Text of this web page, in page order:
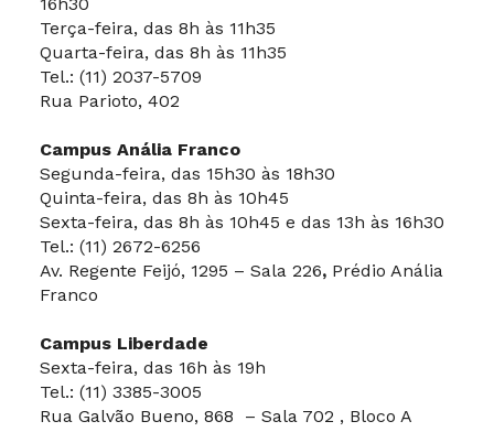
Terça-feira, das 8h às 11h35
Quarta-feira, das 8h às 11h35
Tel.: (11) 2037-5709
Rua Parioto, 402
Campus Anália Franco
Segunda-feira, das 15h30 às 18h30
Quinta-feira, das 8h às 10h45
Sexta-feira, das 8h às 10h45 e das 13h às 16h30
Tel.: (11) 2672-6256
Av. Regente Feijó, 1295 – Sala 226, Prédio Anália
Franco
Campus Liberdade
Sexta-feira, das 16h às 19h
Tel.: (11) 3385-3005
Rua Galvão Bueno, 868 – Sala 702 , Bloco A